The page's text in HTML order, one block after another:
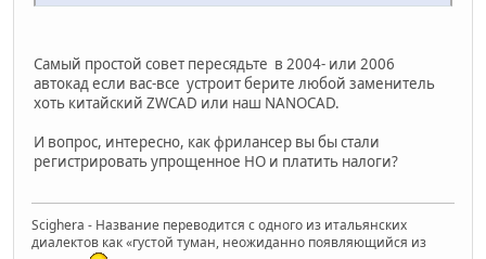
Самый простой совет пересядьте в 2004- или 2006
автокад если вас-все устроит берите любой заменитель
хоть китайский ZWCAD или наш NANOCAD.
И вопрос, интересно, как фрилансер вы бы стали
регистрировать упрощенное НО и платить налоги?
Scighera - Название переводится с одного из итальянских
диалектов как «густой туман, неожиданно появляющийся из